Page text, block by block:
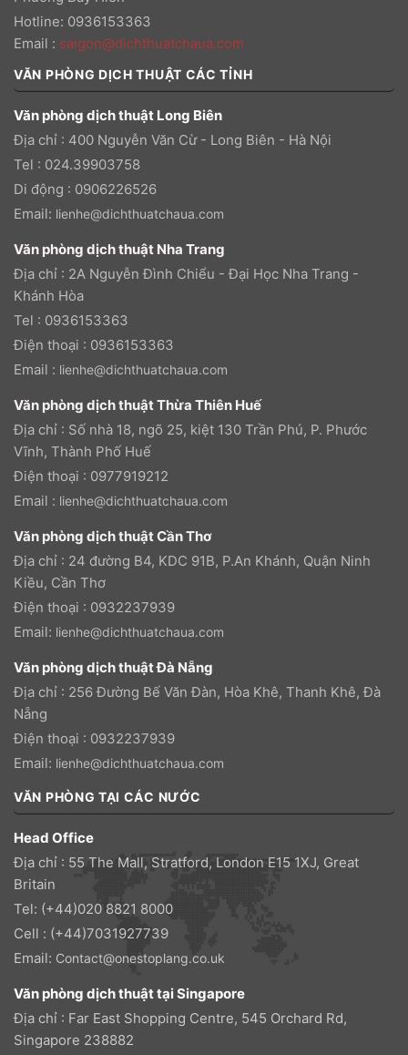
Hotline: 0936153363
Email : saigon@dichthuatchaua.com
VĂN PHÒNG DỊCH THUẬT CÁC TỈNH
Văn phòng dịch thuật Long Biên
Địa chỉ : 400 Nguyễn Văn Cừ - Long Biên - Hà Nội
Tel : 024.39903758
Di động : 0906226526
Email: lienhe@dichthuatchaua.com
Văn phòng dịch thuật Nha Trang
Địa chỉ : 2A Nguyễn Đình Chiểu - Đại Học Nha Trang -
Khánh Hòa
Tel : 0936153363
Điện thoại : 0936153363
Email : lienhe@dichthuatchaua.com
Văn phòng dịch thuật Thừa Thiên Huế
Địa chỉ : Số nhà 18, ngõ 25, kiệt 130 Trần Phú, P. Phước
Vĩnh, Thành Phố Huế
Điện thoại : 0977919212
Email : lienhe@dichthuatchaua.com
Văn phòng dịch thuật Cần Thơ
Địa chỉ : 24 đường B4, KDC 91B, P.An Khánh, Quận Ninh
Kiều, Cần Thơ
Điện thoại : 0932237939
Email: lienhe@dichthuatchaua.com
Văn phòng dịch thuật Đà Nẵng
Địa chỉ : 256 Đường Bế Văn Đàn, Hòa Khê, Thanh Khê, Đà
Nẵng
Điện thoại : 0932237939
Email: lienhe@dichthuatchaua.com
VĂN PHÒNG TẠI CÁC NƯỚC
Head Office
Địa chỉ : 55 The Mall, Stratford, London E15 1XJ, Great
Britain
Tel: (+44)020 8821 8000
Cell : (+44)7031927739
Email: Contact@onestoplang.co.uk
Văn phòng dịch thuật tại Singapore
Địa chỉ : Far East Shopping Centre, 545 Orchard Rd,
Singapore 238882